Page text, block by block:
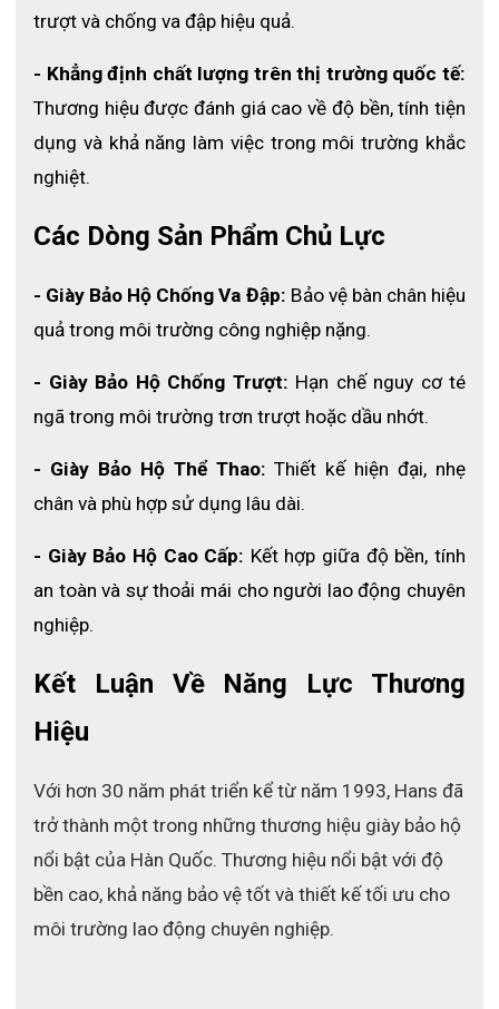
CÔNG TY TNHH ECO3D
Với hệ thống kênh phân phối toàn quốc đến từ Hà Nội, TP. Hồ
Chí Minh, Đà Nẵng. Kho bãi luôn có sẵn hàng nên Quý Khách
Hàng sẽ không cần phải lo về khoảng cách địa lý cũng như nhu
cầu mua hàng của Quý khách sẽ luôn được giải quyết một cách
Chi nhánh:https://eco3d.vn/he-thong-chi-nhanh
Điện thoại: 097 6363588
Email: Admin@eco3d.vn
Fanpage: https://www.facebook.com/BHLD.ECO3D/
trượt và chống va đập hiệu quả.
- Khẳng định chất lượng trên thị trường quốc tế:
Thương hiệu được đánh giá cao về độ bền, tính tiện
dụng và khả năng làm việc trong môi trường khắc
nghiệt.
Các Dòng Sản Phẩm Chủ Lực
- Giày Bảo Hộ Chống Va Đập: Bảo vệ bàn chân hiệu
quả trong môi trường công nghiệp nặng.
- Giày Bảo Hộ Chống Trượt: Hạn chế nguy cơ té
ngã trong môi trường trơn trượt hoặc dầu nhớt.
- Giày Bảo Hộ Thể Thao: Thiết kế hiện đại, nhẹ
chân và phù hợp sử dụng lâu dài.
- Giày Bảo Hộ Cao Cấp: Kết hợp giữa độ bền, tính
an toàn và sự thoải mái cho người lao động chuyên
nghiệp.
Kết Luận Về Năng Lực Thương
Hiệu
Với hơn 30 năm phát triển kể từ năm 1993, Hans đã
trở thành một trong những thương hiệu giày bảo hộ
nổi bật của Hàn Quốc. Thương hiệu nổi bật với độ
bền cao, khả năng bảo vệ tốt và thiết kế tối ưu cho
môi trường lao động chuyên nghiệp.